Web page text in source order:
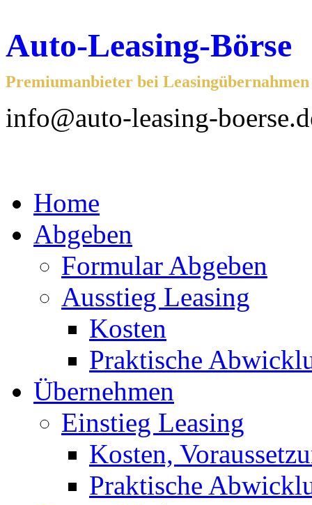
Auto-Leasing-Börse
Premiumanbieter bei
info@auto-leasing-
Home
Abgeben
Formular Abgeben
Ausstieg Leasing
Kosten
Praktische
Übernehmen
Einstieg Leasing
Kosten,
Praktische